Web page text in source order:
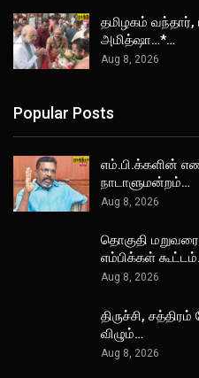
தமிழகம்
அமித்ஷா…*…
Aug 8, 2026
Popular Posts
எம்.பி.க்களின்
நாடாளுமன்றம்…
Aug 8, 2026
தொகுதி
எம்பிக்கள்
Aug 8, 2026
திருச்சி,
விழும்…
Aug 8, 2026